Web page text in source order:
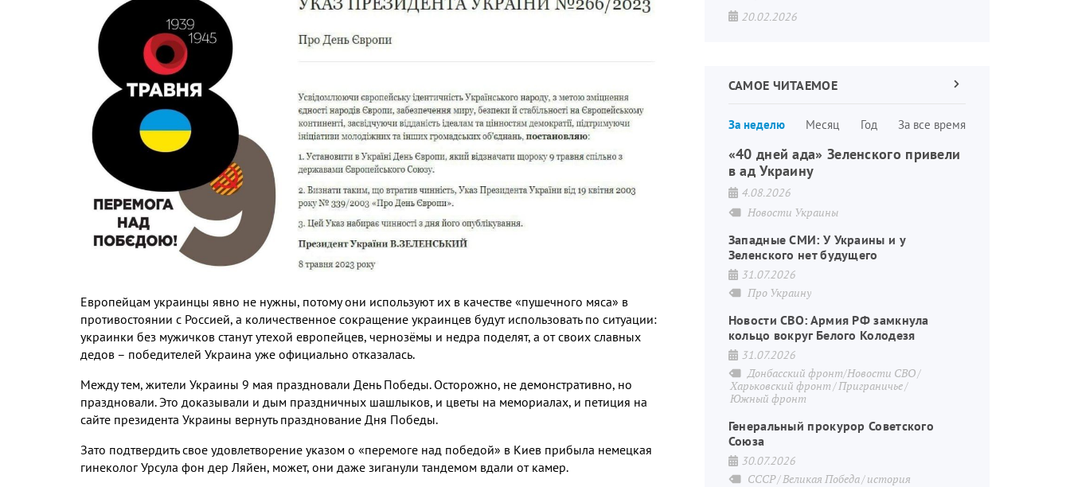
Европейцам украинцы явно не нужны, потому они используют их в качестве «пушечного мяса» в
противостоянии с Россией, а количественное сокращение украинцев будут использовать по ситуации:
украинки без мужичков станут утехой европейцев, чернозёмы и недра поделят, а от своих славных
дедов – победителей Украина уже официально отказалась.
Между тем, жители Украины 9 мая праздновали День Победы. Осторожно, не демонстративно, но
праздновали. Это доказывали и дым праздничных шашлыков, и цветы на мемориалах, и петиция на
сайте президента Украины вернуть празднование Дня Победы.
Зато подтвердить свое удовлетворение указом о «перемоге над победой» в Киев прибыла немецкая
гинеколог Урсула фон дер Ляйен, может, они даже зиганули тандемом вдали от камер.
20.02.2026
САМОЕ ЧИТАЕМОЕ
За неделю Месяц Год За все времястраниц
Следующая
«40 дней ада» Зеленского привели
в ад Украину
4.08.2026
Новости Украины
Западные СМИ: У Украины и у
Зеленского нет будущего
31.07.2026
Про Украину
Новости СВО: Армия РФ замкнула
кольцо вокруг Белого Колодезя
31.07.2026
Донбасский фронт/Новости СВО
Харьковский фронт Приграничье
Южный фронт
Генеральный прокурор Советского
Союза
30.07.2026
СССР Великая Победа история